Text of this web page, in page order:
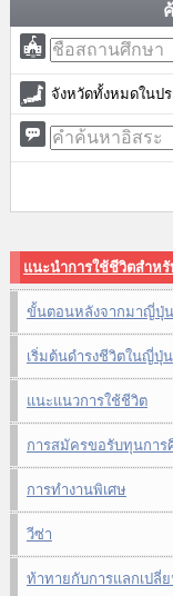
จังหวัดทั้งหมดในป
แนะนำการใช้ชีวิตสำห
ขั้นตอนหลังจากมาญี่ปุ่
เริ่มต้นดำรงชีวิตในญี่ปุ่น
แนะแนวการใช้ชีวิต
การสมัครขอรับทุนการ
การทำงานพิเศษ
วีซ่า
ท้าทายกับการแลกเปลี่